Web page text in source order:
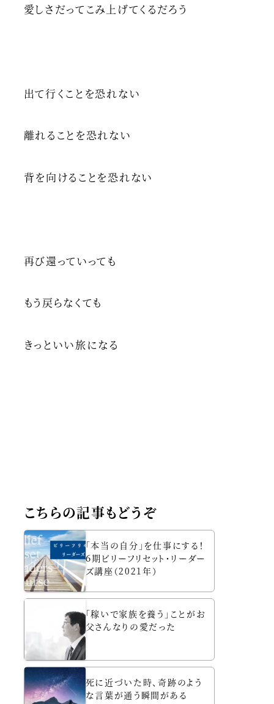
愛しさだってこみ上げてくるだろう
出て行くことを恐れない
離れることを恐れない
背を向けることを恐れない
再び還っていっても
もう戻らなくても
きっといい旅になる
こちらの記事もどうぞ
「本当の自分」を仕事にする！
６期ビリーフリセット・リーダー
ズ講座（2021年）
「稼いで家族を養う」ことがお
父さんなりの愛だった
死に近づいた時、奇跡のよう
な言葉が通う瞬間がある